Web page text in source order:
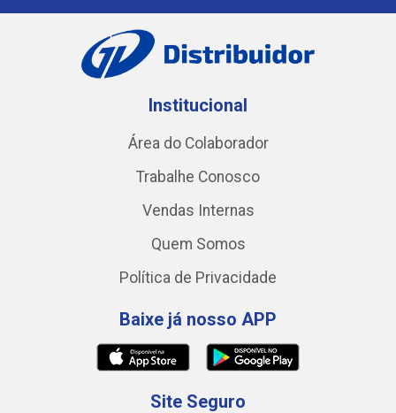
Institucional
Área do Colaborador
Trabalhe Conosco
Vendas Internas
Quem Somos
Política de Privacidade
Baixe já nosso APP
Site Seguro